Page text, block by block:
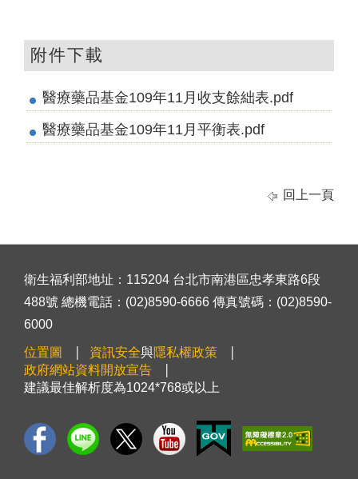
附件下載
醫療藥品基金109年11月收支餘絀表.pdf
醫療藥品基金109年11月平衡表.pdf
回上一頁
衛生福利部地址：115204 台北市南港區忠孝東路6段
488號 總機電話：(02)8590-6666 傳真號碼：(02)8590-
6000
位置圖 資訊安全與隱私權政策
政府網站資料開放宣告
建議最佳解析度為1024*768或以上